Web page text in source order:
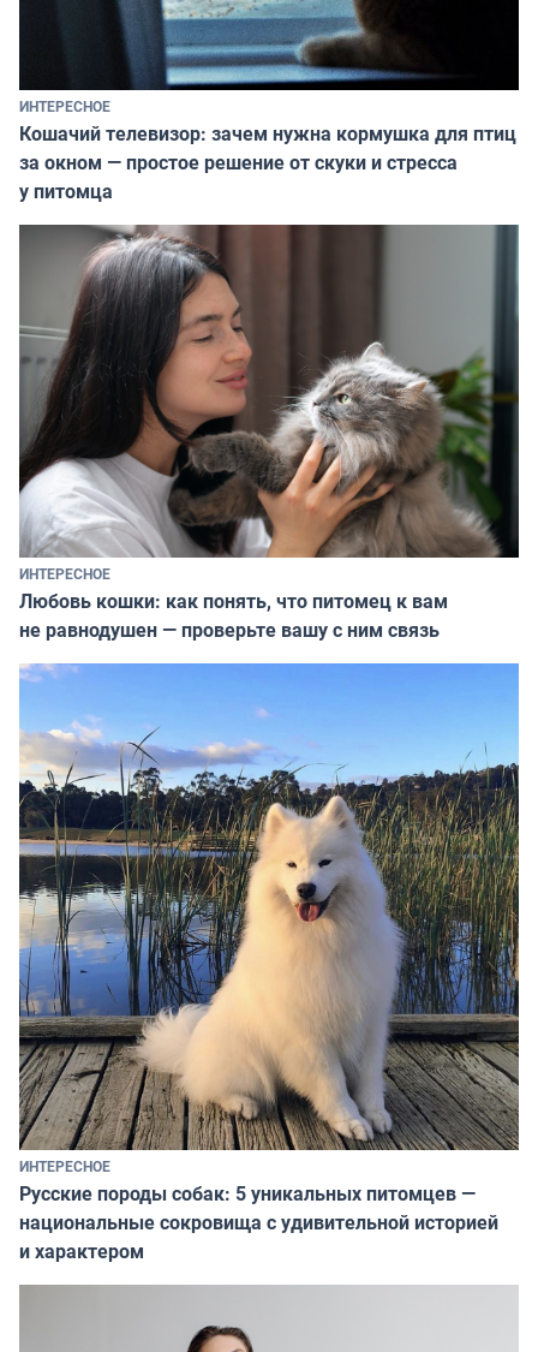
ИНТЕРЕСНОЕ
Кошачий телевизор: зачем нужна кормушка для птиц
за окном — простое решение от скуки и стресса
у питомца
ИНТЕРЕСНОЕ
Любовь кошки: как понять, что питомец к вам
не равнодушен — проверьте вашу с ним связь
ИНТЕРЕСНОЕ
Русские породы собак: 5 уникальных питомцев —
национальные сокровища с удивительной историей
и характером